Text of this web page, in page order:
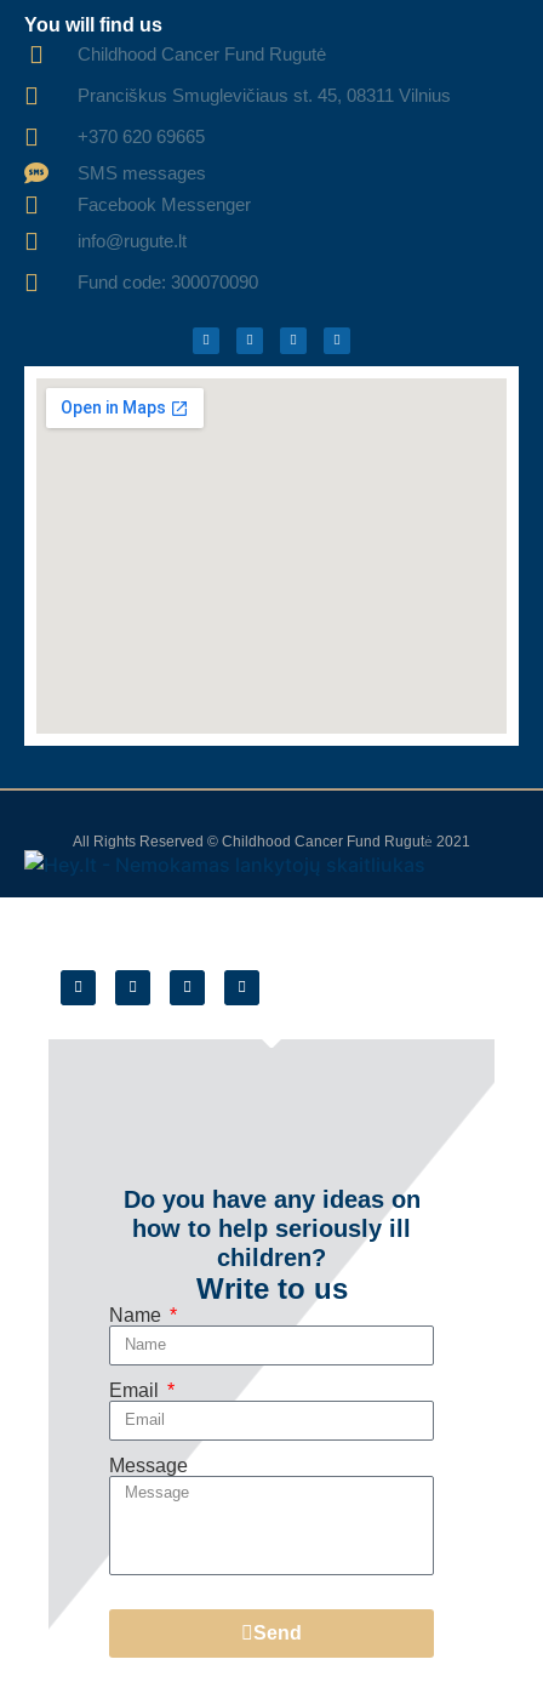
You will find us
Childhood Cancer Fund Rugutė
Pranciškus Smuglevičiaus st. 45, 08311 Vilnius
+370 620 69665
SMS messages
Facebook Messenger
info@rugute.lt
Fund code: 300070090
All Rights Reserved © Childhood Cancer Fund Rugutė 2021
Do you have any ideas on
how to help seriously ill
children?
Write to us
Name
Email
Message
Send